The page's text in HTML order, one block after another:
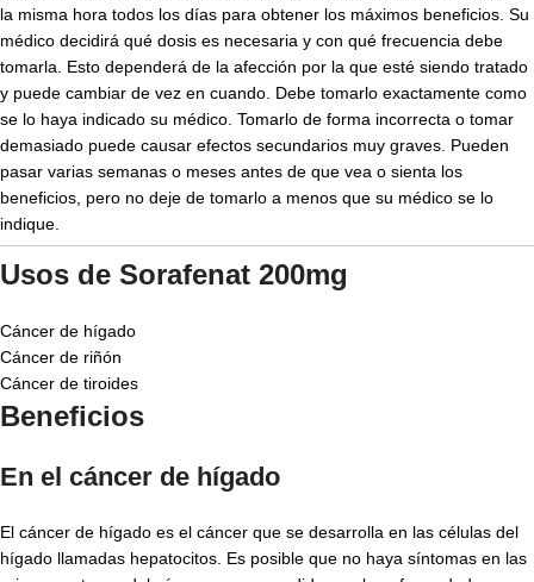
la misma hora todos los días para obtener los máximos beneficios. Su
médico decidirá qué dosis es necesaria y con qué frecuencia debe
tomarla. Esto dependerá de la afección por la que esté siendo tratado
y puede cambiar de vez en cuando. Debe tomarlo exactamente como
se lo haya indicado su médico. Tomarlo de forma incorrecta o tomar
demasiado puede causar efectos secundarios muy graves. Pueden
pasar varias semanas o meses antes de que vea o sienta los
beneficios, pero no deje de tomarlo a menos que su médico se lo
indique.
Usos de Sorafenat 200mg
Cáncer de hígado
Cáncer de riñón
Cáncer de tiroides
Beneficios
En el cáncer de hígado
El cáncer de hígado es el cáncer que se desarrolla en las células del
hígado llamadas hepatocitos. Es posible que no haya síntomas en las